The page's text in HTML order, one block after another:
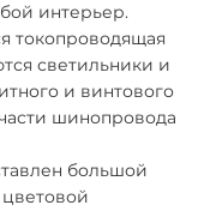
интерьер.
токопроводящая
светильники и
и винтового
шинопровода
большой